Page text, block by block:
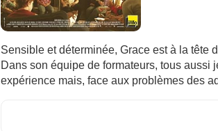
Sensible et déterminée, Grace est à la tête
Dans son équipe de formateurs, tous aussi
expérience mais, face aux problèmes des